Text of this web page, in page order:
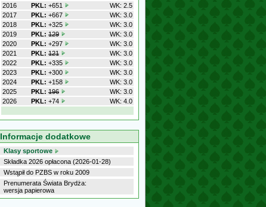
2016
PKL: +651
WK: 2.5
2017
PKL: +667
WK: 3.0
2018
PKL: +325
WK: 3.0
2019
PKL: 129
WK: 3.0
2020
PKL: +297
WK: 3.0
2021
PKL: 121
WK: 3.0
2022
PKL: +335
WK: 3.0
2023
PKL: +300
WK: 3.0
2024
PKL: +158
WK: 3.0
2025
PKL: 196
WK: 3.0
2026
PKL: +74 WK: 4.0
Informacje dodatkowe
Klasy sportowe
Składka 2026 opłacona (2026-01-28)
Wstąpił do PZBS w roku 2009
Prenumerata Świata Brydża:
wersja papierowa